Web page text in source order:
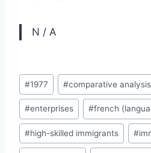
N / A
Post
Tags:
#1977 #comparative analysis
#enterprises #french
#high-skilled immigrants #